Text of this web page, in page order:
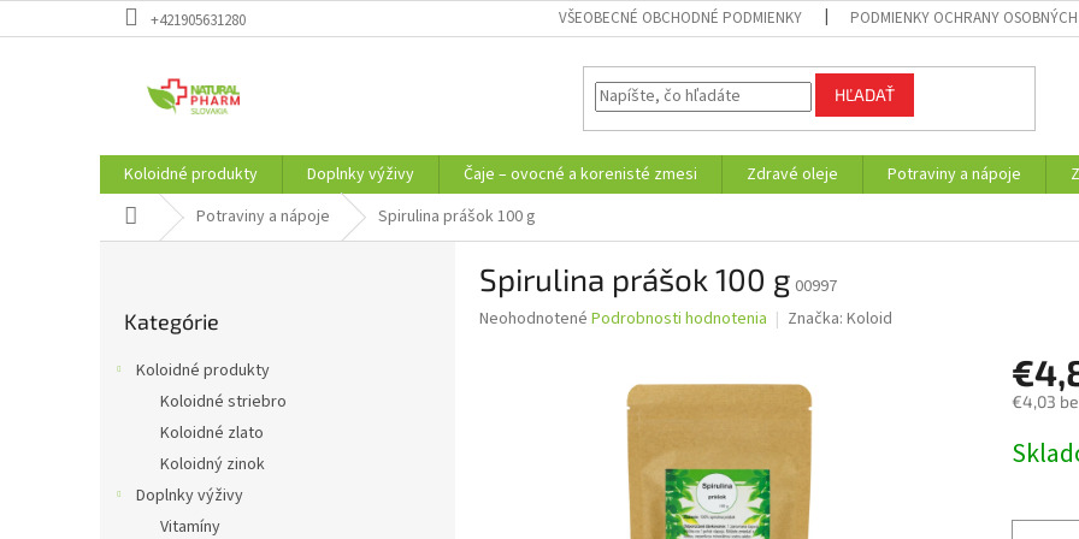
na
+421905631280 VŠEOBECNÉ OBCHODNÉ PODMIENKY PODMIENKY OCHRANY OSOBNÝCH
HĽADAŤ
Koloidné produkty Doplnky výživy Čaje – ovocné a korenisté zmesi Zdravé oleje Potraviny a nápoje
DomovPotraviny a nápoje Spirulina prášok 100 g
kategórie
Kategórie
Koloidné produkty
Koloidné striebro
Koloidné zlato
Koloidný zinok
Doplnky výživy
Vitamíny
Spirulina prášok 100 g 00997
Priemerné
Neohodnotené Podrobnosti hodnotenia Značka: Koloid
€4,03
cena: